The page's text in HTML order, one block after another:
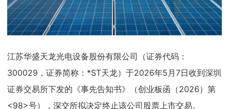
江苏华盛天龙光电设备股份有限公司（证券代码：
300029，证券简称：*ST天龙）于2026年5月7日收到深圳
证券交易所下发的《事先告知书》（创业板函（2026）第
<98>号），深交所拟决定终止该公司股票上市交易。